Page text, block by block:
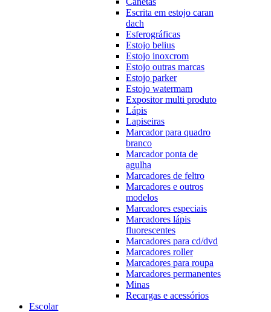
Escrita em estojo caran
dach
Esferográficas
Estojo belius
Estojo inoxcrom
Estojo outras marcas
Estojo parker
Estojo watermam
Expositor multi produto
Lápis
Lapiseiras
Marcador para quadro
branco
Marcador ponta de
agulha
Marcadores de feltro
Marcadores e outros
modelos
Marcadores especiais
Marcadores lápis
fluorescentes
Marcadores para cd/dvd
Marcadores roller
Marcadores para roupa
Marcadores permanentes
Minas
Recargas e acessórios
Escolar